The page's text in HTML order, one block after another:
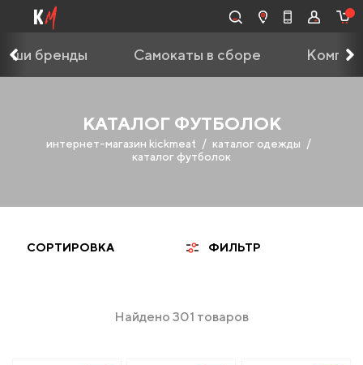
бренды Самокаты в сборе
КАТАЛОГ ФУТБОЛОК
интернет-магазин kickmeat
каталог одежды
каталог футболок
ФИЛЬТР
СОРТИРОВКА
Найдено 301 товаров